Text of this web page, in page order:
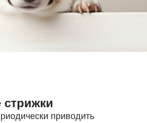
стрижки
приводить